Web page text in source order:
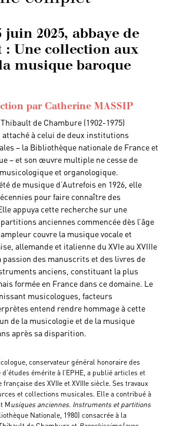
juin 2025, abbaye de
: Une collection aux
musique baroque
par Catherine MASSIP
de Chambure (1902-1975)
attaché à celui de deux institutions
– la Bibliothèque nationale de France et
– et son œuvre multiple ne cesse de
et organologique.
de musique d’Autrefois en 1926, elle
pour faire connaître des
appuya cette recherche sur une
anciennes commencée dès l’âge
couvre la musique vocale et
allemande et italienne du XVIe au XVIIIe
passion des manuscrits et des livres de
anciens, constituant la plus
formée en France dans ce domaine. Le
musicologues, facteurs
entend rendre hommage à cette
de la musicologie et de la musique
après sa disparition.
conservateur général honoraire des
émérite à l’EPHE, a publié articles et
des XVIIe et XVIIIe siècle. Ses travaux
et collections musicales. Elle a contribué à
Musiques anciennes. Instruments et partitions
Nationale, 1980) consacrée à la